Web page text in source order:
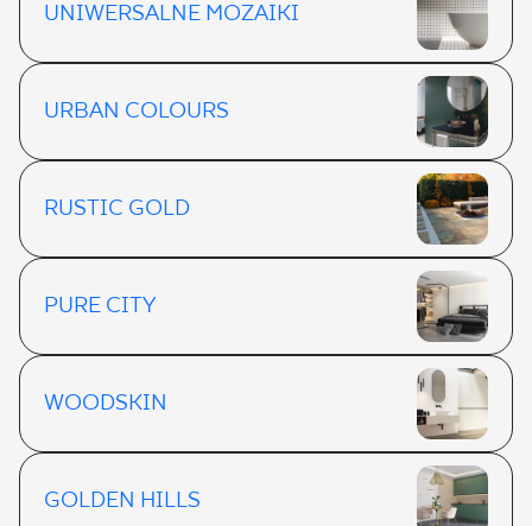
UNIWERSALNE MOZAIKI
URBAN COLOURS
RUSTIC GOLD
PURE CITY
WOODSKIN
GOLDEN HILLS